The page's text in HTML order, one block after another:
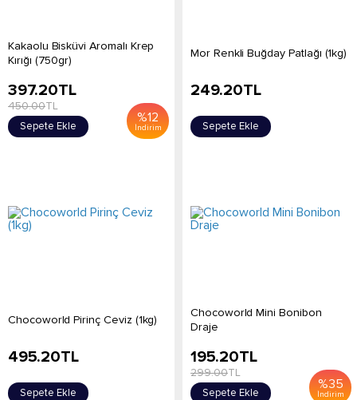
Kakaolu Bisküvi Aromalı Krep
Kırığı (750gr)
%12
İndirim
397.20TL
450.00TL
Sepete Ekle
Mor Renkli Buğday Patlağı (1kg)
249.20TL
Sepete Ekle
Chocoworld Pirinç Ceviz (1kg)
495.20TL
Sepete Ekle
Chocoworld Mini Bonibon
Draje
%35
İndirim
195.20TL
299.00TL
Sepete Ekle